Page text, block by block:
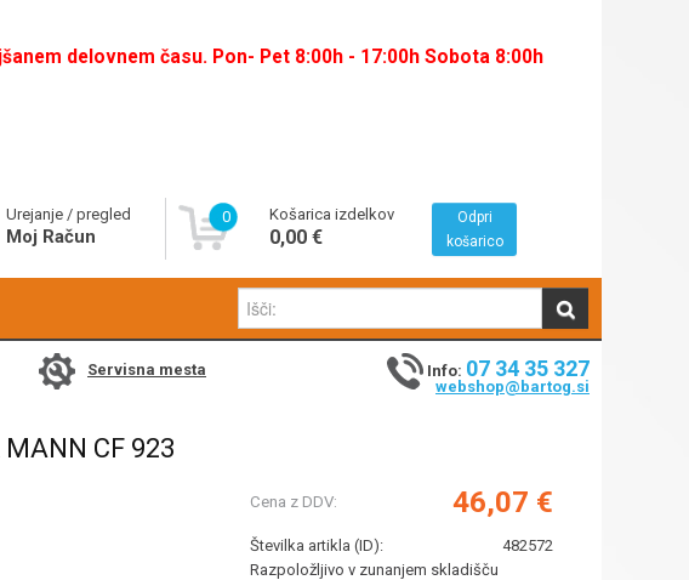
delovnem času. Pon- Pet 8:00h - 17:00h Sobota 8:00h
Urejanje / pregled
Moj Račun
0 Košarica izdelkov
0,00 €
Odpri
košarico
Servisna mesta Info: 07 34 35 327
webshop@bartog.si
MANN CF 923
Cena z DDV: 46,07 €
Številka artikla (ID):
482572
Razpoložljivo v zunanjem skladišču